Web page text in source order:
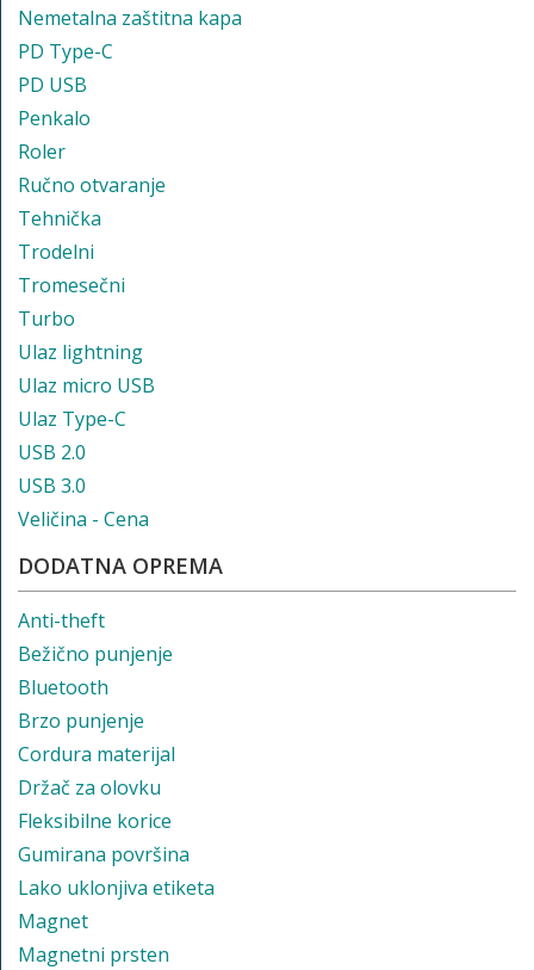
Nemetalna zaštitna kapa
PD Type-C
PD USB
Penkalo
Roler
Ručno otvaranje
Tehnička
Trodelni
Tromesečni
Turbo
Ulaz lightning
Ulaz micro USB
Ulaz Type-C
USB 2.0
USB 3.0
Veličina - Cena
DODATNA OPREMA
Anti-theft
Bežično punjenje
Bluetooth
Brzo punjenje
Cordura materijal
Držač za olovku
Fleksibilne korice
Gumirana površina
Lako uklonjiva etiketa
Magnet
Magnetni prsten